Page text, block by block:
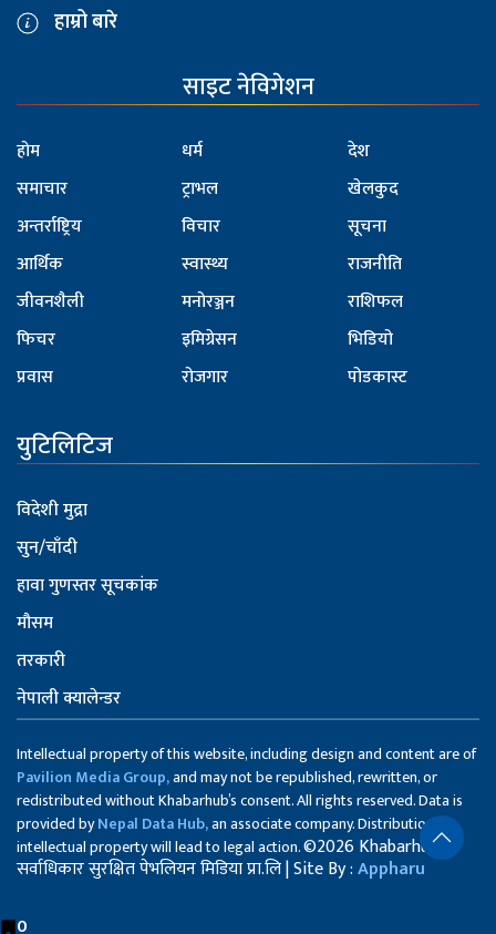
हाम्रो बारे
साइट नेविगेशन
होम
समाचार
अन्तर्राष्ट्रिय
आर्थिक
जीवनशैली
फिचर
प्रवास
धर्म
ट्राभल
विचार
स्वास्थ्य
मनोरञ्जन
इमिग्रेसन
रोजगार
देश
खेलकुद
सूचना
राजनीति
राशिफल
भिडियो
पोडकास्ट
युटिलिटिज
विदेशी मुद्रा
सुन/चाँदी
हावा गुणस्तर सूचकांक
मौसम
तरकारी
नेपाली क्यालेन्डर
Intellectual property of this website, including design and content are of
Pavilion Media Group,and may not be republished, rewritten, or
redistributed without Khabarhub’s consent. All rights reserved. Data is
provided byNepal Data Hub,an associate company. Distribution of
intellectual property will lead to legal action.©2026 Khabarhub
सर्वाधिकार सुरक्षित पेभलियन मिडिया प्रा.लि | Site By :Appharu
0